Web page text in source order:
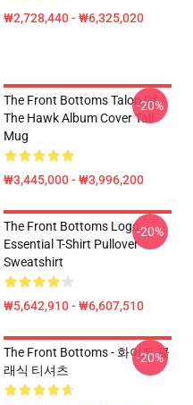
₩2,728,440 - ₩6,325,020
The Front Bottoms Talon Of
The Hawk Album Cover Tall
Mug
₩3,445,000 - ₩3,996,200
-20%
The Front Bottoms Logo
Essential T-Shirt Pullover
Sweatshirt
₩5,642,910 - ₩6,607,510
-20%
The Front Bottoms - 화이트 클
래식 티셔츠
-20%